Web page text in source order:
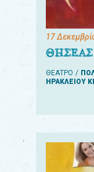
17
ΘΕΑΤΡΟ
ΗΡΑΚΛΕΙΟΥ